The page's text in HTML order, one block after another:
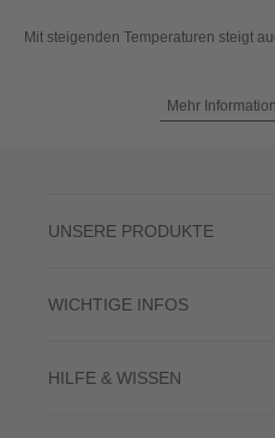
Mit steigenden Temperaturen steigt
Mehr
UNSERE PRODUKTE
WICHTIGE INFOS
HILFE & WISSEN